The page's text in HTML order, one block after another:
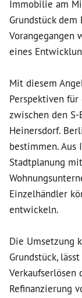
Immobilie am
Grundstück
Vorangegangen
eines
Mit diesem
Perspektiven
zwischen den S-
Heinersdorf.
bestimmen. Aus
Stadtplanung
Einzelhändler
entwickeln.
Die Umsetzung
Grundstück,
Refinanzierung